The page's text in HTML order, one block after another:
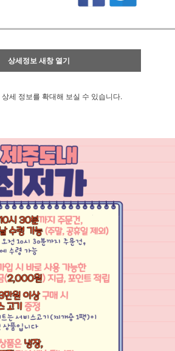
상세정보 새창 열기
상세 정보를 확대해 보실 수 있습니다.